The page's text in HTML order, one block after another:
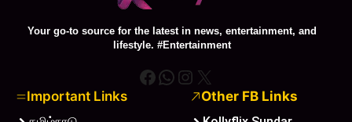
Your go-to source for the latest in news, entertainment, and
lifestyle. #Entertainment
Facebook
WhatsApp
Instagram
X
Important Links Other FB Links